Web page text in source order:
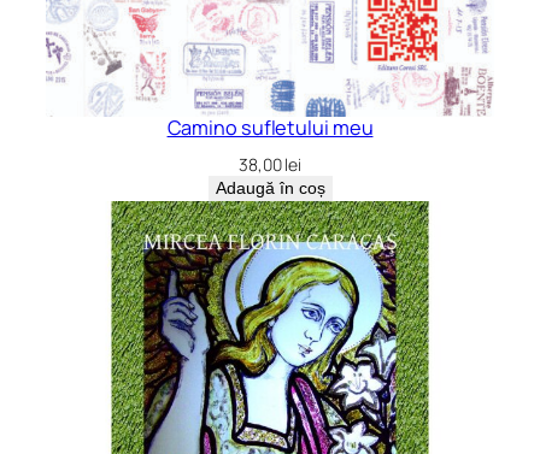
Camino sufletului meu
38,00lei
Adaugă în coș